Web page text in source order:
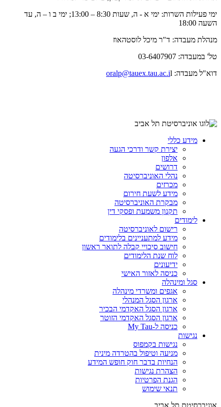
ימי פעילות השרות: ימי א - ה, שעות 8:30 – 13:00; ימי ב ו – ה, עד
השעה 18:00
מנהלת מעבדה: ד"ר מיכל לוסטהאוז
טל' במעבדה: 03-6407907
דוא"ל מעבדה: oralp@tauex.tau.ac.il
מידע כללי
יצירת קשר ודרכי הגעה
אלפון
דרושים
נהלי האוניברסיטה
מכרזים
מידע לשעת חירום
מבקרת האוניברסיטה
תקנון משמעת ופסקי דין
לימודים
רישום לאוניברסיטה
מידע למתעניינים בלימודים
חישוב סיכויי קבלה לתואר ראשון
לוח שנת הלימודים
ידיעונים
כניסה לאזור האישי
סגל ומינהלה
אגפים ומשרדי מינהלה
ארגון הסגל המנהלי
ארגון הסגל האקדמי הבכיר
ארגון הסגל האקדמי הזוטר
כניסה ל-My Tau
נגישות
נגישות בקמפוס
מניעה וטיפול בהטרדה מינית
הנחיות בדבר חוק חופש המידע
הצהרת נגישות
הגנת הפרטיות
תנאי שימוש
אוניברסיטת תל אביב